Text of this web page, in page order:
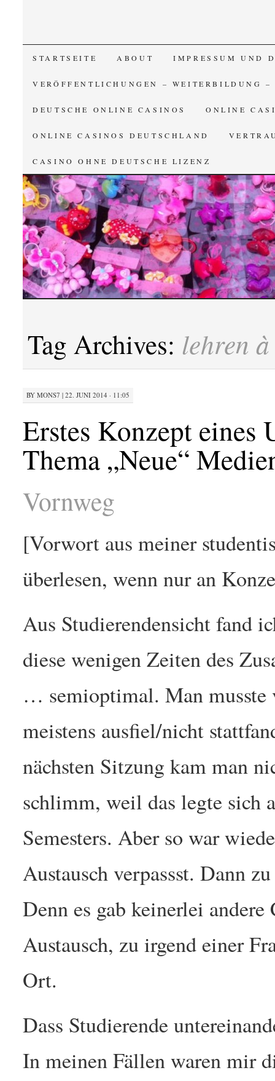
SKIP TO CONTENT
STARTSEITE ABOUT IMPRESSUM UND
VERÖFFENTLICHUNGEN – WEITERBILDUNG
DEUTSCHE ONLINE CASINOS ONLINE
ONLINE CASINOS DEUTSCHLAND
CASINO OHNE DEUTSCHE LIZENZ
Tag Archives: lehren
BY MONS7 |22. JUNI 2014 · 11:05
Erstes Konzept eines
Thema „Neue“
Vornweg
[Vorwort aus meiner
überlesen, wenn nur an
Aus Studierendensicht fand
diese wenigen Zeiten des
… semioptimal. Man musste
meistens ausfiel/nicht
nächsten Sitzung kam man
schlimm, weil das legte sich
Semesters. Aber so war
Austausch verpassst. Dann
Denn es gab keinerlei
Austausch, zu irgend einer
Ort.
Dass Studierende
In meinen Fällen waren mir